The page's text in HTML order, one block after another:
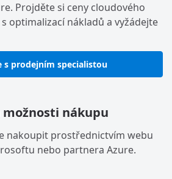
Projděte si ceny cloudového
optimalizací nákladů a vyžádejte
s prodejním specialistou
možnosti nákupu
nakoupit prostřednictvím webu
nebo partnera Azure.